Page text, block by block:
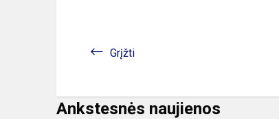
Grįžti
Ankstesnės naujienos